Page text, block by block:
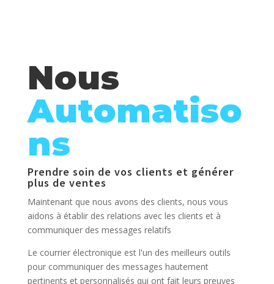
Nous
Automatiso
ns
Prendre soin de vos clients et générer
plus de ventes
Maintenant que nous avons des clients, nous vous
aidons à établir des relations avec les clients et à
communiquer des messages relatifs
Le courrier électronique est l'un des meilleurs outils
pour communiquer des messages hautement
pertinents et personnalisés qui ont fait leurs preuves